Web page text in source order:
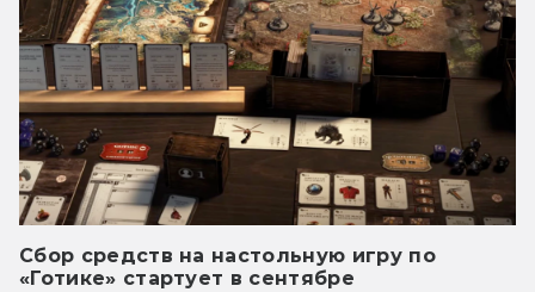
Сбор средств на настольную игру по
«Готике» стартует в сентябре